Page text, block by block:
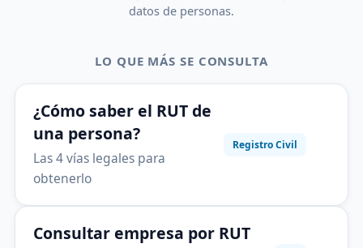
datos de personas.
LO QUE MÁS SE CONSULTA
¿Cómo saber el RUT de
una persona?
Las 4 vías legales para
obtenerlo
Registro Civil
Consultar empresa por RUT